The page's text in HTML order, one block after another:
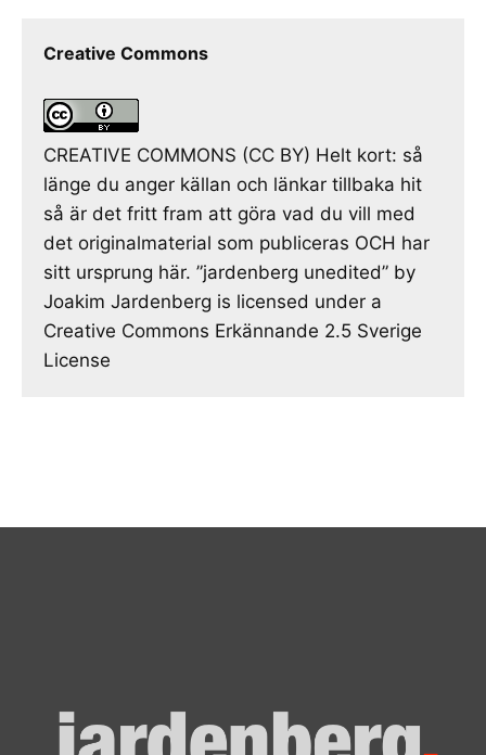
Creative Commons
CREATIVE COMMONS (CC BY) Helt kort: så
länge du anger källan och länkar tillbaka hit
så är det fritt fram att göra vad du vill med
det originalmaterial som publiceras OCH har
sitt ursprung här. ”jardenberg unedited” by
Joakim Jardenberg is licensed under a
Creative Commons Erkännande 2.5 Sverige
License